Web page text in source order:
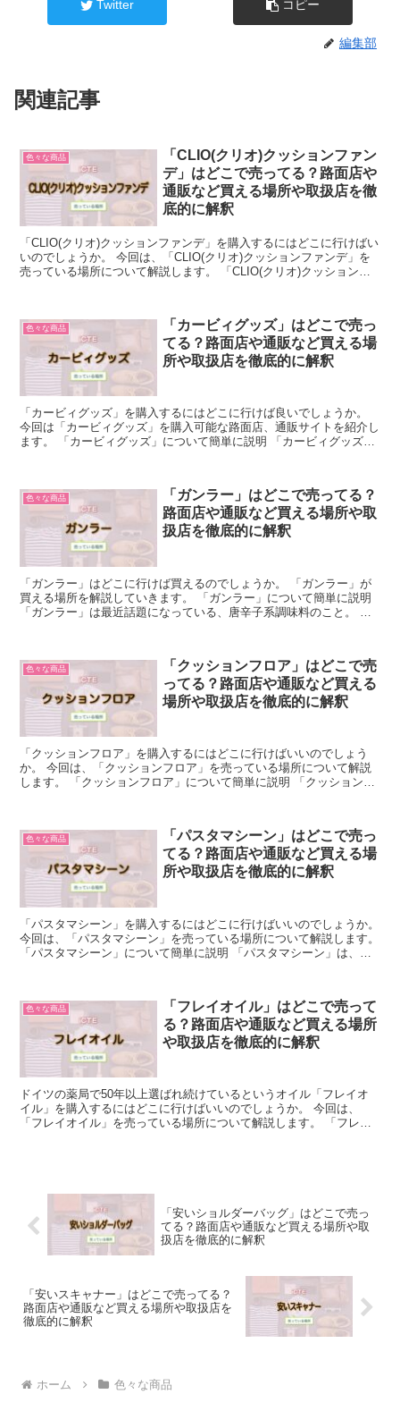
Twitter コピー
編集部
関連記事
色々な商品
「CLIO(クリオ)クッションファン
デ」はどこで売ってる？路面店や
通販など買える場所や取扱店を徹
底的に解釈
「CLIO(クリオ)クッションファンデ」を購入するにはどこに行けばい
いのでしょうか。 今回は、「CLIO(クリオ)クッションファンデ」を
売っている場所について解説します。 「CLIO(クリオ)クッションフ
色々な商品
「カービィグッズ」はどこで売っ
てる？路面店や通販など買える場
所や取扱店を徹底的に解釈
「カービィグッズ」を購入するにはどこに行けば良いでしょうか。
今回は「カービィグッズ」を購入可能な路面店、通販サイトを紹介し
ます。 「カービィグッズ」について簡単に説明 「カービィグッズ」
色々な商品
「ガンラー」はどこで売ってる？
路面店や通販など買える場所や取
扱店を徹底的に解釈
「ガンラー」はどこに行けば買えるのでしょうか。 「ガンラー」が
買える場所を解説していきます。 「ガンラー」について簡単に説明
「ガンラー」は最近話題になっている、唐辛子系調味料のこと。 四
色々な商品
「クッションフロア」はどこで売
ってる？路面店や通販など買える
場所や取扱店を徹底的に解釈
「クッションフロア」を購入するにはどこに行けばいいのでしょう
か。 今回は、「クッションフロア」を売っている場所について解説
します。 「クッションフロア」について簡単に説明 「クッションフ
色々な商品
「パスタマシーン」はどこで売っ
てる？路面店や通販など買える場
所や取扱店を徹底的に解釈
「パスタマシーン」を購入するにはどこに行けばいいのでしょうか。
今回は、「パスタマシーン」を売っている場所について解説します。
「パスタマシーン」について簡単に説明 「パスタマシーン」は、生
色々な商品
「フレイオイル」はどこで売って
る？路面店や通販など買える場所
や取扱店を徹底的に解釈
ドイツの薬局で50年以上選ばれ続けているというオイル「フレイオ
イル」を購入するにはどこに行けばいいのでしょうか。 今回は、
「フレイオイル」を売っている場所について解説します。 「フレイ
「安いショルダーバッグ」はどこで売っ
てる？路面店や通販など買える場所や取
扱店を徹底的に解釈
「安いスキャナー」はどこで売ってる？
路面店や通販など買える場所や取扱店を
徹底的に解釈
ホーム 色々な商品